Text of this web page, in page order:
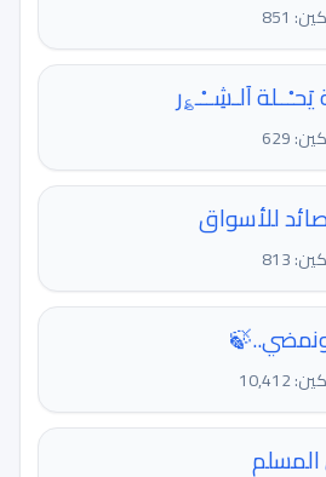
851
اَلـشِــْـ؏ر
629
للأسواق
813
المسلم